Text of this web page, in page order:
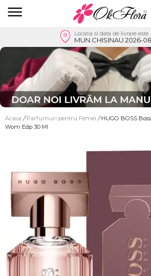
Locatia si data de livrare este
MUN.CHISINAU 2026-
Acasa / Parfumuri pentru Femei / HUGO BOSS
Wom Edp 30 Ml